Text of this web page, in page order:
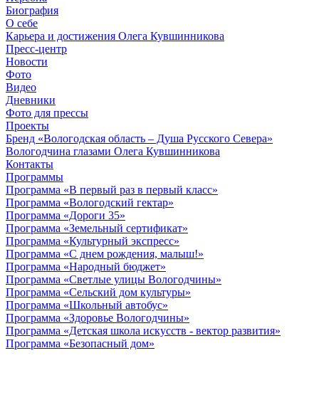
Биография
О себе
Карьера и достижения Олега Кувшинникова
Пресс-центр
Новости
Фото
Видео
Дневники
Фото для прессы
Проекты
Бренд «Вологодская область – Душа Русского Севера»
Вологодчина глазами Олега Кувшинникова
Контакты
Программы
Программа «В первый раз в первый класс»
Программа «Вологодский гектар»
Программа «Дороги 35»
Программа «Земельный сертификат»
Программа «Культурный экспресс»
Программа «С днем рождения, малыш!»
Программа «Народный бюджет»
Программа «Светлые улицы Вологодчины»
Программа «Сельский дом культуры»
Программа «Школьный автобус»
Программа «Здоровье Вологодчины»
Программа «Детская школа искусств - вектор развития»
Программа «Безопасный дом»